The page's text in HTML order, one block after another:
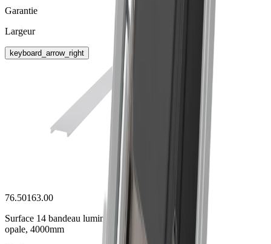
Garantie
Largeur
keyboard_arrow_right
76.50163.00
Surface 14 bandeau lumineux
opale, 4000mm